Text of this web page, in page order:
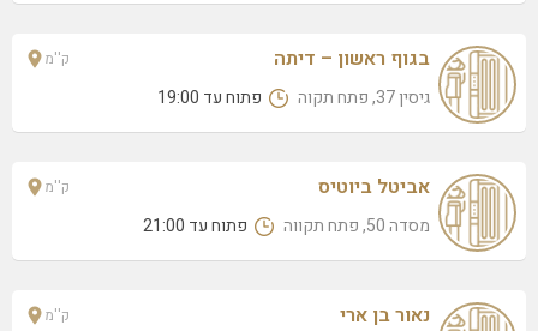
בגוף ראשון – דיתה
גיסין 37, פתח תקוה פתוח עד 19:00
ק''מ
אביטל ביוטיס
מסדה 50, פתח תקווה פתוח עד 21:00
ק''מ
נאור בן ארי ק''מ